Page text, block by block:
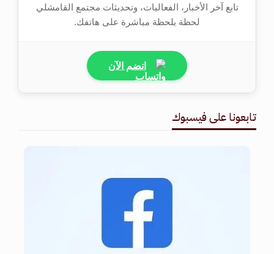
تابع آخر الأخبار، الفعاليات، وتحديثات مجتمع القامشلي
لحظة بلحظة مباشرة على هاتفك.
انضم الآن
تابعونا على فيسبوك